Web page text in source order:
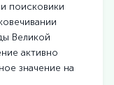
поисковики
Великой
активно
значение на